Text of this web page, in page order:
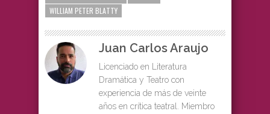
WILLIAM PETER BLATTY
Juan Carlos Araujo
Licenciado en Literatura
Dramática y Teatro con
experiencia de más de veinte
años en crítica teatral. Miembro